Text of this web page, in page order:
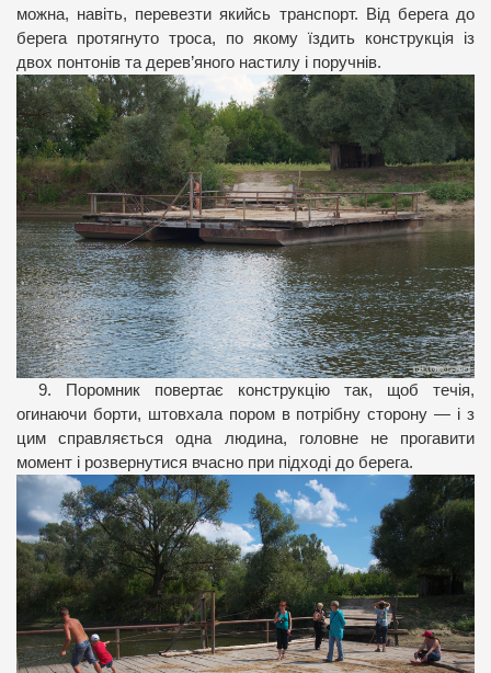
можна, навіть, перевезти якийсь транспорт. Від берега до
берега протягнуто троса, по якому їздить конструкція із
двох понтонів та дерев’яного настилу і поручнів.
9. Поромник повертає конструкцію так, щоб течія,
огинаючи борти, штовхала пором в потрібну сторону — і з
цим справляється одна людина, головне не прогавити
момент і розвернутися вчасно при підході до берега.